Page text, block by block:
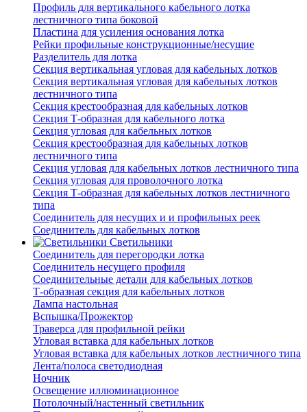
Профиль для вертикального кабельного лотка
лестничного типа боковой
Пластина для усиления основания лотка
Рейки профильные конструкционные/несущие
Разделитель для лотка
Секция вертикальная угловая для кабельных лотков
Секция вертикальная угловая для кабельных лотков
лестничного типа
Секция крестообразная для кабельных лотков
Секция Т-образная для кабельного лотка
Секция угловая для кабельных лотков
Секция крестообразная для кабельных лотков
лестничного типа
Секция угловая для кабельных лотков лестничного типа
Секция угловая для проволочного лотка
Секция Т-образная для кабельных лотков лестничного
типа
Соединитель для несущих и и профильных реек
Соединитель для кабельных лотков
Светильники
Соединитель для перегородки лотка
Соединитель несущего профиля
Соединительные детали для кабельных лотков
Т-образная секция для кабельных лотков
Лампа настольная
Вспышка/Прожектор
Траверса для профильной рейки
Угловая вставка для кабельных лотков
Угловая вставка для кабельных лотков лестничного типа
Лента/полоса светодиодная
Ночник
Освещение иллюминационное
Потолочный/настенный светильник